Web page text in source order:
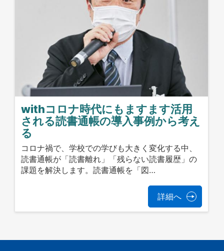
withコロナ時代にもますます活用
される読書通帳の導入事例から考え
る
コロナ禍で、学校での学びも大きく変化する中、
読書通帳が「読書離れ」「残らない読書履歴」の
課題を解決します。読書通帳を「図…
詳細へ